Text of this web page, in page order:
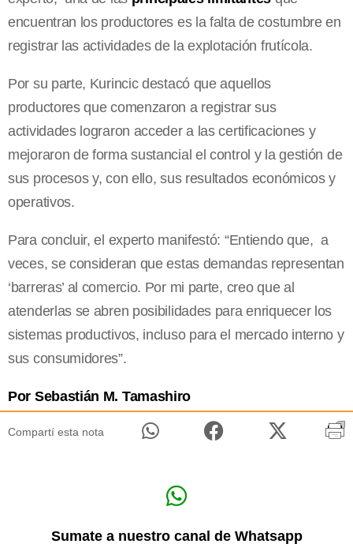
encuentran los productores es la falta de costumbre en
registrar las actividades de la explotación frutícola.
Por su parte, Kurincic destacó que aquellos
productores que comenzaron a registrar sus
actividades lograron acceder a las certificaciones y
mejoraron de forma sustancial el control y la gestión de
sus procesos y, con ello, sus resultados económicos y
operativos.
Para concluir, el experto manifestó: “Entiendo que, a
veces, se consideran que estas demandas representan
‘barreras’ al comercio. Por mi parte, creo que al
atenderlas se abren posibilidades para enriquecer los
sistemas productivos, incluso para el mercado interno y
sus consumidores”.
Por Sebastián M. Tamashiro
Compartí esta nota
Sumate a nuestro canal de Whatsapp